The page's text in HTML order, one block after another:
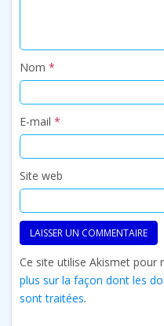
Nom *
E-mail *
Site web
Ce site utilise Akismet pour
plus sur la façon dont les
sont traitées.